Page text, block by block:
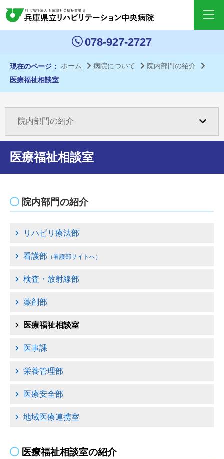
ペー
ジ内
リン
クで
す
サイ
ト内
リン
移動
各ペ
への
移動
動し
078-927-2727
現在のページ ホーム 病院について
院内部門の紹介
医療福祉相談室
医療福祉相談室
院内部門の紹介
リハビリ療法部
看護部 （看護部サイトへ）
検査・放射線部
薬剤部
医療福祉相談室
医事課
栄養管理部
医療安全部
地域医療連携室
医療福祉相談室の紹介
院内部門の紹介
病院長挨拶
澤村誠志名誉院長紹介
事業団憲章
事業団職員倫理綱領
病院の理念・基本方針
病院指標
院内部門の紹介
病院内施設のご案内
紹介受診重点医療機関